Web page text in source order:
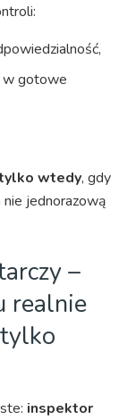
w gotowe
wtedy, gdy
nie jednorazową
–
realnie
inspektor